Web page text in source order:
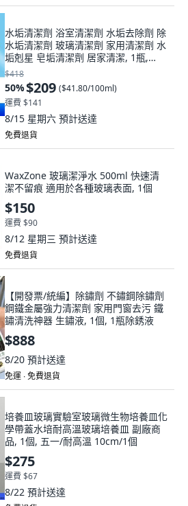
水垢清潔劑 浴室清潔劑 水垢去除劑 除
水垢清潔劑 玻璃清潔劑 家用清潔劑 水
垢剋星 皂垢清潔劑 居家清潔, 1瓶,
500ml
$418
50%$209 ($41.80/100ml)
運費 $141
8/15 星期六 預計送達
免費退貨
WaxZone 玻璃潔淨水 500ml 快速清
潔不留痕 適用於各種玻璃表面, 1個
$150
運費 $90
8/12 星期三 預計送達
免費退貨
【開發票/統編】除鏽劑 不鏽鋼除鏽劑
鋼鐵金屬強力清潔劑 家用門窗去污 鐵
鏽清洗神器 生鏽液, 1個, 1瓶除銹液
$888
8/20 預計送達
免運 ∙ 免費退貨
培養皿玻璃實驗室玻璃微生物培養皿化
學帶蓋水培耐高溫玻璃培養皿 副廠商
品, 1個, 五一/耐高溫 10cm/1個
$275
運費 $67
8/22 預計送達